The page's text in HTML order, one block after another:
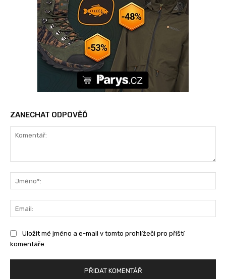
ZANECHAT ODPOVĚĎ
Uložit mé jméno a e-mail v tomto prohlížeči pro příští
komentáře.